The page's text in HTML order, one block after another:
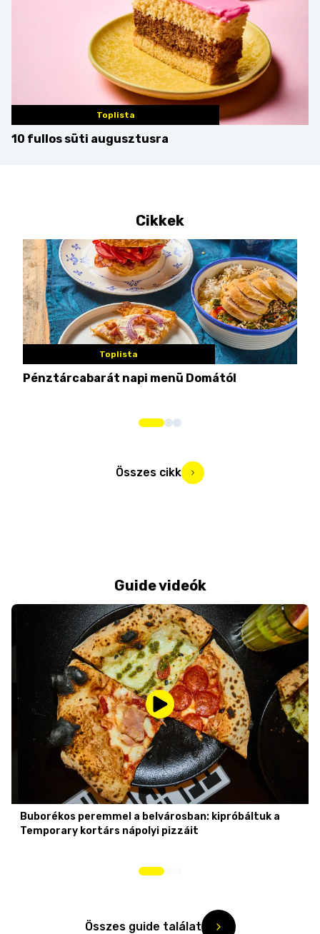
Toplista
10 fullos süti augusztusra
Cikkek
Toplista
Pénztárcabarát napi menü Domától
Összes cikk
Guide videók
Buborékos peremmel a belvárosban: kipróbáltuk a
Temporary kortárs nápolyi pizzáit
Összes guide találat